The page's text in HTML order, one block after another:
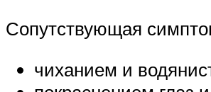
Сопутствующая
чиханием и